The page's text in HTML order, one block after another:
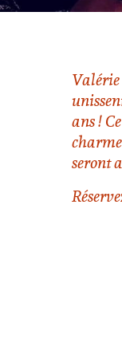
Valérie
ans !
seront